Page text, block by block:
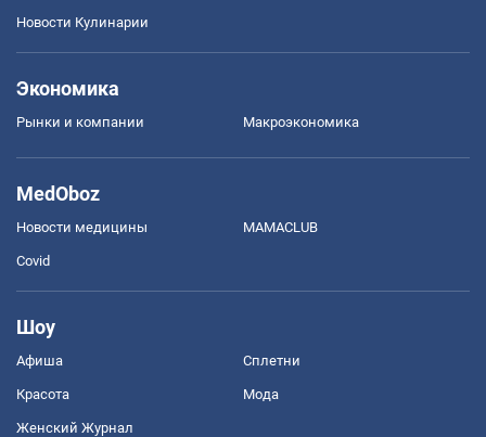
Новости Кулинарии
Экономика
Рынки и компании Mакроэкономика
MedOboz
Новости медицины MAMACLUB
Covid
Шоу
Афиша Сплетни
Красота Мода
Женский Журнал